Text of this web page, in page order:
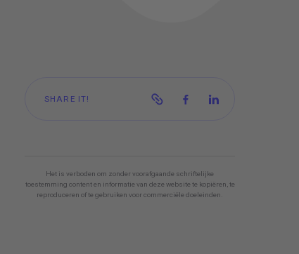
SHARE IT!
Het is verboden om zonder voorafgaande schriftelijke
toestemming content en informatie van deze website te kopiëren, te
reproduceren of te gebruiken voor commerciële doeleinden.